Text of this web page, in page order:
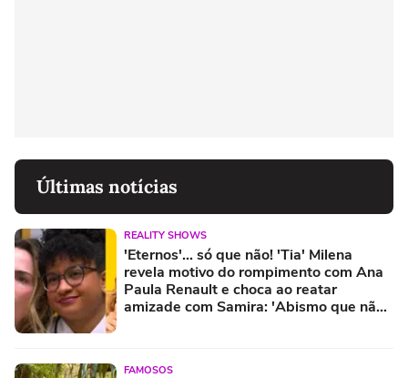
Últimas notícias
REALITY SHOWS
'Eternos'... só que não! 'Tia' Milena
revela motivo do rompimento com Ana
Paula Renault e choca ao reatar
amizade com Samira: 'Abismo que não
FAMOSOS